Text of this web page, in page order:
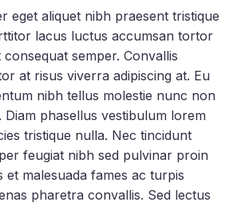
eget aliquet nibh praesent tristique
lacus luctus accumsan tortor
semper. Convallis
at risus viverra adipiscing at. Eu
nibh tellus molestie nunc non
Diam phasellus vestibulum lorem
tristique nulla. Nec tincidunt
feugiat nibh sed pulvinar proin
et malesuada fames ac turpis
pharetra convallis. Sed lectus